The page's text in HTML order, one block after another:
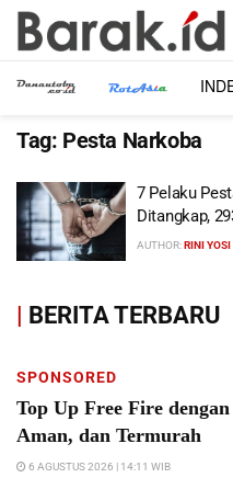
Tag: Pesta Narkoba
7 Pelaku
Ditangkap,
AUTHOR:RINI YOSI
| BERITA TERBARU
SPONSORED
Top Up Free Fire
Aman, dan Termurah
6 AGUSTUS 2026 | 14:11 WIB